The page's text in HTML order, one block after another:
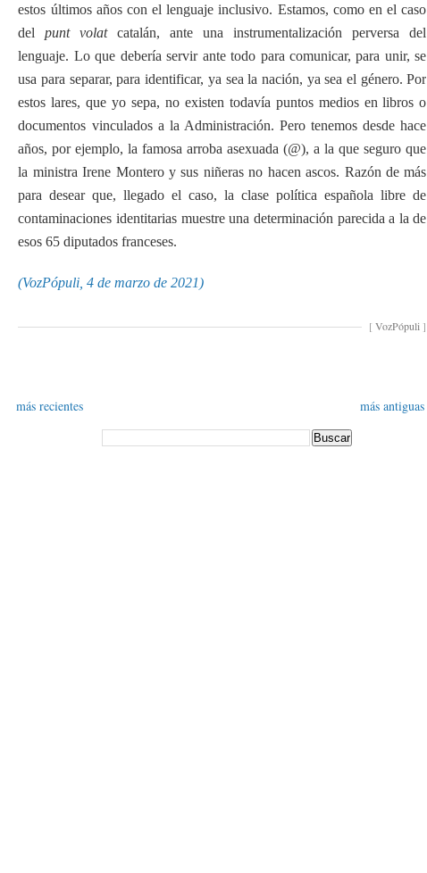
estos últimos años con el lenguaje inclusivo. Estamos, como en el caso
delpunt volatcatalán, ante una instrumentalización perversa del
lenguaje. Lo que debería servir ante todo para comunicar, para unir, se
usa para separar, para identificar, ya sea la nación, ya sea el género. Por
estos lares, que yo sepa, no existen todavía puntos medios en libros o
documentos vinculados a la Administración. Pero tenemos desde hace
años, por ejemplo, la famosa arroba asexuada (@), a la que seguro que
la ministra Irene Montero y sus niñeras no hacen ascos. Razón de más
para desear que, llegado el caso, la clase política española libre de
contaminaciones identitarias muestre una determinación parecida a la de
esos 65 diputados franceses.
(VozPópuli, 4 de marzo de 2021)
[VozPópuli ]
más recientes más antiguas